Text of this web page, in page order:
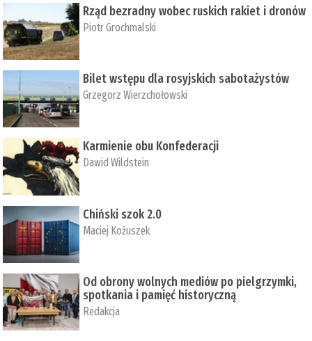
Rząd bezradny wobec ruskich rakiet i dronów
Piotr Grochmalski
Bilet wstępu dla rosyjskich sabotażystów
Grzegorz Wierzchołowski
Karmienie obu Konfederacji
Dawid Wildstein
Chiński szok 2.0
Maciej Kożuszek
Od obrony wolnych mediów po pielgrzymki,
spotkania i pamięć historyczną
Redakcja